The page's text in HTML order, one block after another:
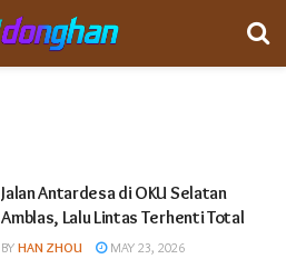
Jalan Antardesa di OKU Selatan
Amblas, Lalu Lintas Terhenti Total
BY HAN ZHOU MAY 23, 2026